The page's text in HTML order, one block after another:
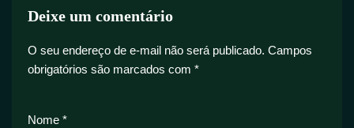
Deixe um comentário
O seu endereço de e-mail não será publicado. Campos
obrigatórios são marcados com *
Nome *